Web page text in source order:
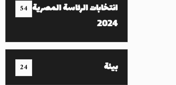
انتخابات الرئاسة المصرية
2024
54
بيئة 24